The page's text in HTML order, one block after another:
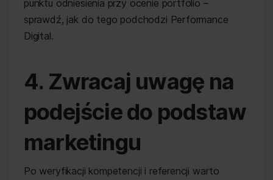
punktu odniesienia przy ocenie portfolio –
sprawdź, jak do tego podchodzi Performance
Digital.
4. Zwracaj uwagę na
podejście do podstaw
marketingu
Po weryfikacji kompetencji i referencji warto